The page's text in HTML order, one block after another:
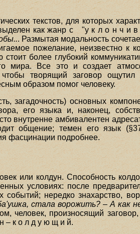
текстов, для которых
выделен как жанр с "у к л о н ч и
. Размытая модальность
пожелание, неизвестно к
более глубокий
мира. Все это и создает
чтобы творящий заговор ощутил
образом помог человеку.
загадочность) основных
его языка и, наконец,
внутренне амбивалентен
общение; темен его язык
фасцинации подробнее.
или колдун. Способность
условиях: после
событий; нередко знахарство,
стала ворожить?– А как
человек, произносящий
– к о л д у ю щ и й.